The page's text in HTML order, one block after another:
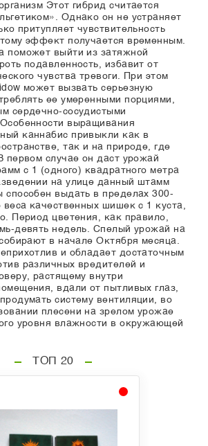
Этот гибрид считается
Однако он не устраняет
притупляет чувствительность
эффект получается временным.
поможет выйти из затяжной
подавленность, избавит от
чувства тревоги. При этом
может вызвать серьезную
ее умеренными порциями,
сердечно-сосудистыми
выращивания
каннабис привыкли как в
так и на природе, где
первом случае он даст урожай
с 1 (одного) квадратного метра
на улице данный штамм
способен выдать в пределах 300-
веса качественных шишек с 1 куста,
Период цветения, как правило,
девять недель. Спелый урожай на
в начале Октября месяца.
и обладает достаточным
различных вредителей и
растящему внутри
вдали от пытливых глаз,
систему вентиляции, во
плесени на зрелом урожае
уровня влажности в окружающей
ТОП 20